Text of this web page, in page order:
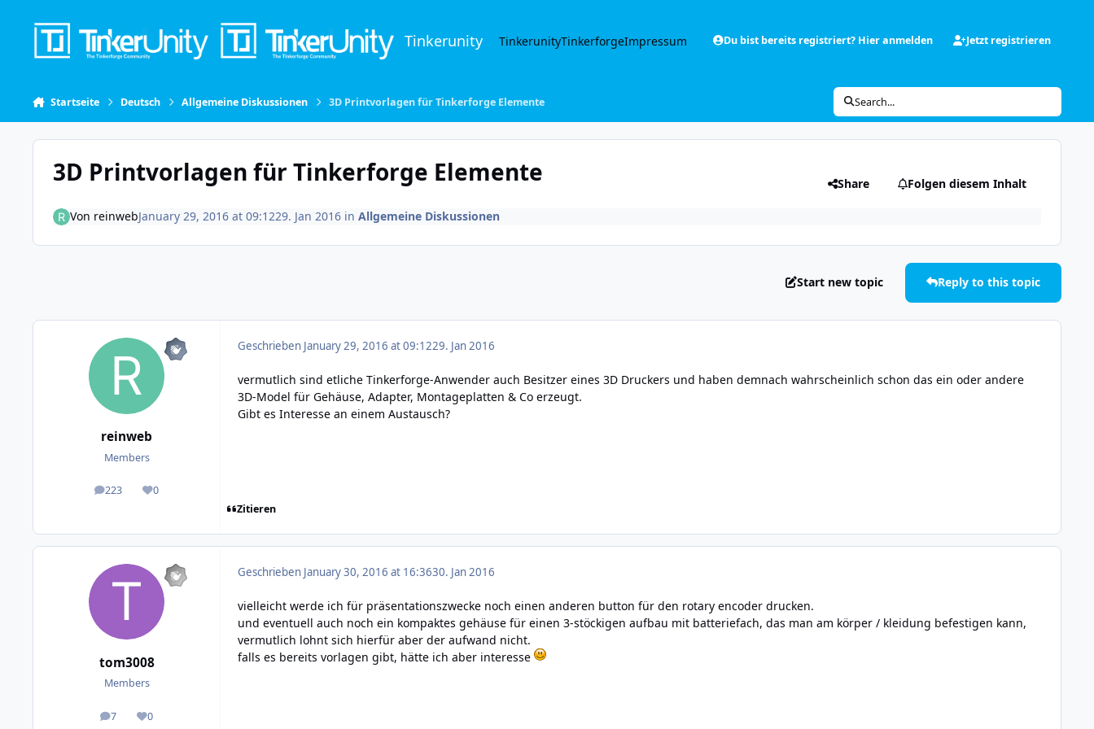
Tinkerunity TinkerunityTinkerforgeImpressum Du bist bereits registriert? Hier anmelden Jetzt registrieren
Startseite Deutsch Allgemeine Diskussionen 3D Printvorlagen für Tinkerforge Elemente Search...
3D Printvorlagen für Tinkerforge Elemente Share Folgen diesem Inhalt
Von reinwebJanuary 29, 2016 at 09:1229. Jan 2016in Allgemeine Diskussionen
Start new topic Reply to this topic
reinweb
Members
223
posts 0
Reputation
Geschrieben January 29, 2016 at 09:1229. Jan 2016
vermutlich sind etliche Tinkerforge-Anwender auch Besitzer eines 3D Druckers und haben demnach wahrscheinlich schon das ein oder andere
3D-Model für Gehäuse, Adapter, Montageplatten & Co erzeugt.
Gibt es Interesse an einem Austausch?
Zitieren
tom3008
Members
7
posts 0
Reputation
Geschrieben January 30, 2016 at 16:3630. Jan 2016
vielleicht werde ich für präsentationszwecke noch einen anderen button für den rotary encoder drucken.
und eventuell auch noch ein kompaktes gehäuse für einen 3-stöckigen aufbau mit batteriefach, das man am körper / kleidung befestigen kann,
vermutlich lohnt sich hierfür aber der aufwand nicht.
falls es bereits vorlagen gibt, hätte ich aber interesse